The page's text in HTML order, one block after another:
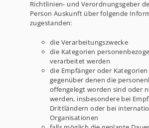
Richtlinien- und Verordnungsgeber
Person Auskunft über folgende
zugestanden:
die Verarbeitungszwecke
die Kategorien
verarbeitet werden
die Empfänger oder
gegenüber denen die
offengelegt worden sind oder
werden, insbesondere bei
Drittländern oder bei
Organisationen